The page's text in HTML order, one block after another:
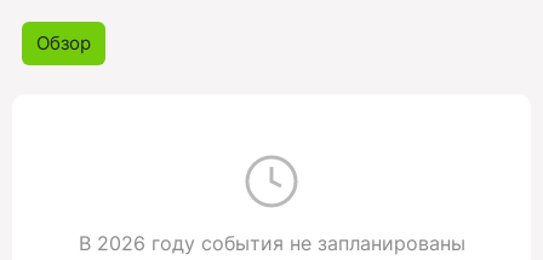
Обзор
В 2026 году события не запланированы